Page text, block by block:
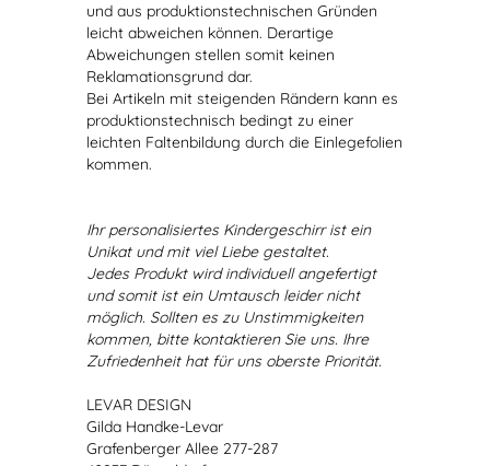
und aus produktionstechnischen Gründen
leicht abweichen können. Derartige
Abweichungen stellen somit keinen
Reklamationsgrund dar.
Bei Artikeln mit steigenden Rändern kann es
produktionstechnisch bedingt zu einer
leichten Faltenbildung durch die Einlegefolien
kommen.
Ihr personalisiertes Kindergeschirr ist ein
Unikat und mit viel Liebe gestaltet.
Jedes Produkt wird individuell angefertigt
und somit ist ein Umtausch leider nicht
möglich. Sollten es zu Unstimmigkeiten
kommen, bitte kontaktieren Sie uns. Ihre
Zufriedenheit hat für uns oberste Priorität.
LEVAR DESIGN
Gilda Handke-Levar
Grafenberger Allee 277-287